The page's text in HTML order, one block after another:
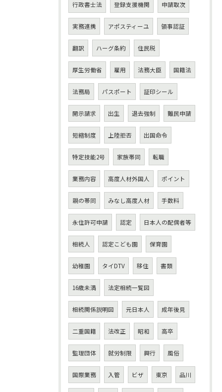
行政書士法 登録支援機関 申請取次
実務連携 アポスティーユ 領事認証
翻訳 ハーグ条約 住民税
厚生労働省 雇用 法務大臣 国籍法
法務局 パスポート 証印シール
開示請求 出生 退去強制 難民申請
短縮制度 上陸拒否 出国命令
特定技能2号 家族帯同 転職
業務内容 高度人材外国人 ポイント
親の帯同 みなし高度人材 手数料
永住許可申請 認定 日本人の配偶者等
相続人 認定こども園 保育園
幼稚園 タイDTV 移住 書類
16歳未満 法定相続一覧図
相続関係説明図 元日本人 成年後見
二重国籍 法改正 昭和 高卒
監理団体 就労制限 興行 風俗
国際業務 入管 ビザ 東京 品川